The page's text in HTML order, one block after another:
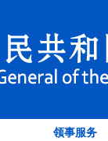
领事服务